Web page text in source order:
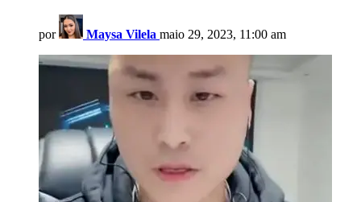
por Maysa Vilela maio 29, 2023, 11:00 am